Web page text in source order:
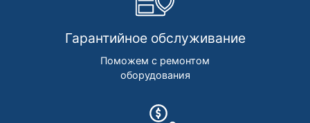
Гарантийное обслуживание
Поможем с ремонтом
оборудования